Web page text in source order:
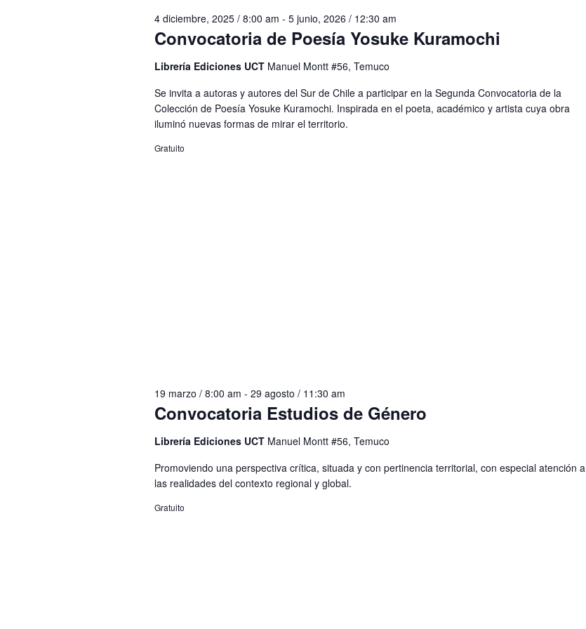
Convocatoria de Poesía Yosuke Kuramochi
4 diciembre, 2025 / 8:00 am - 5 junio, 2026 / 12:30 am
Librería Ediciones UCT Manuel Montt #56, Temuco
Se invita a autoras y autores del Sur de Chile a participar en la Segunda Convocatoria de la
Colección de Poesía Yosuke Kuramochi. Inspirada en el poeta, académico y artista cuya obra
iluminó nuevas formas de mirar el territorio.
Gratuito
Convocatoria Estudios de Género
19 marzo / 8:00 am - 29 agosto / 11:30 am
Librería Ediciones UCT Manuel Montt #56, Temuco
Promoviendo una perspectiva crítica, situada y con pertinencia territorial, con especial atención a
las realidades del contexto regional y global.
Gratuito